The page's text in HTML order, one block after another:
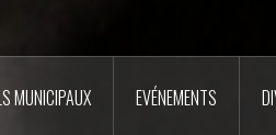
MUNICIPAUX EVÉNEMENTS